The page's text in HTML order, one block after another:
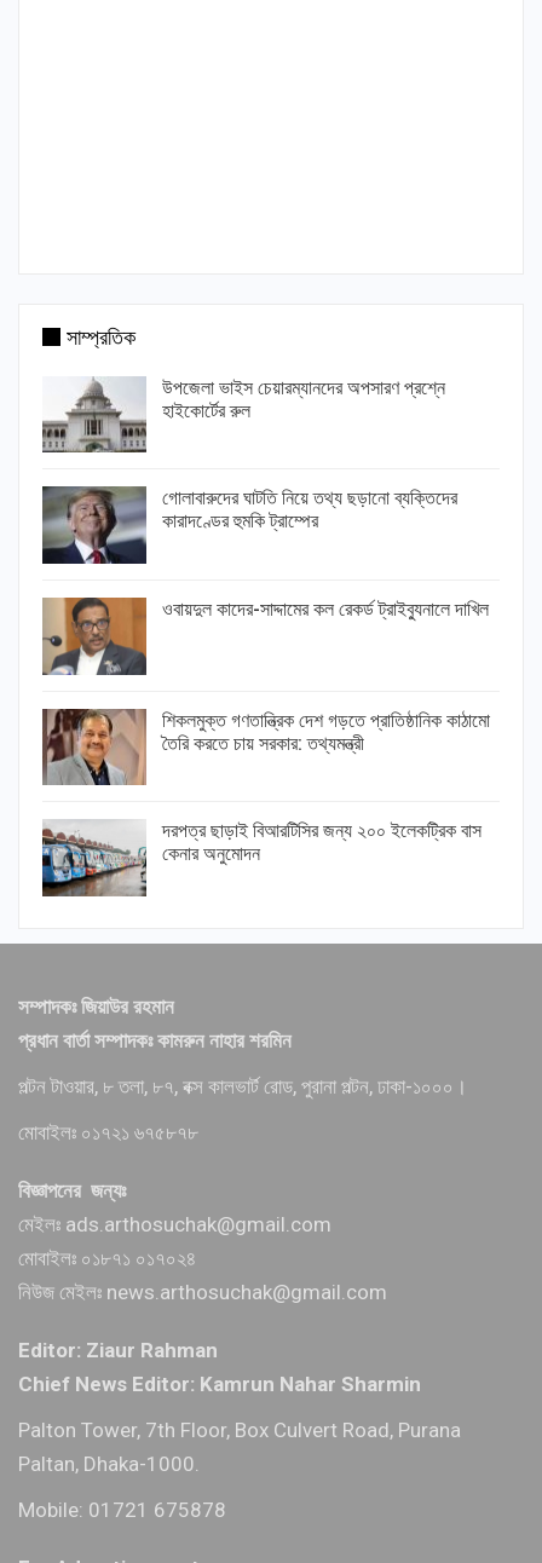
সাম্প্রতিক
উপজেলা ভাইস চেয়ারম্যানদের অপসারণ প্রশ্নে
হাইকোর্টের রুল
গোলাবারুদের ঘাটতি নিয়ে তথ্য ছড়ানো ব্যক্তিদের
কারাদণ্ডের হুমকি ট্রাম্পের
ওবায়দুল কাদের-সাদ্দামের কল রেকর্ড ট্রাইব্যুনালে দাখিল
শিকলমুক্ত গণতান্ত্রিক দেশ গড়তে প্রাতিষ্ঠানিক কাঠামো
তৈরি করতে চায় সরকার: তথ্যমন্ত্রী
দরপত্র ছাড়াই বিআরটিসির জন্য ২০০ ইলেকট্রিক বাস
কেনার অনুমোদন
সম্পাদকঃ জিয়াউর রহমান
প্রধান বার্তা সম্পাদকঃ কামরুন নাহার শরমিন
পল্টন টাওয়ার, ৮ তলা, ৮৭, বক্স কালভার্ট রোড, পুরানা পল্টন, ঢাকা-১০০০।
মোবাইলঃ ০১৭২১ ৬৭৫৮৭৮
বিজ্ঞাপনের জন্যঃ
মেইলঃ ads.arthosuchak@gmail.com
মোবাইলঃ ০১৮৭১ ০১৭০২৪
নিউজ মেইলঃ news.arthosuchak@gmail.com
Editor: Ziaur Rahman
Chief News Editor: Kamrun Nahar Sharmin
Palton Tower, 7th Floor, Box Culvert Road, Purana
Paltan, Dhaka-1000.
Mobile: 01721 675878